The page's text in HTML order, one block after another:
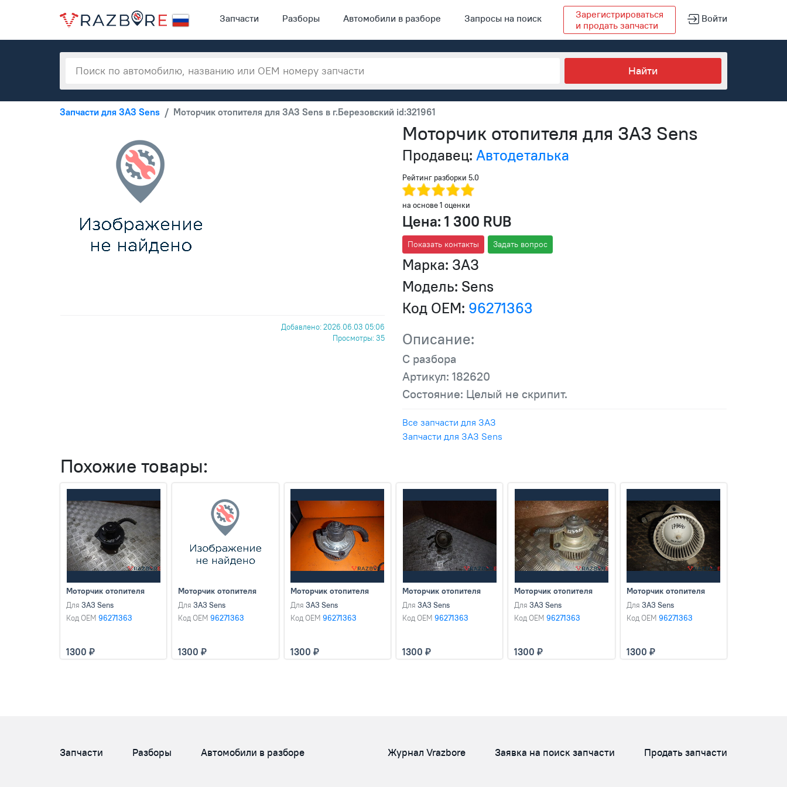
Запчасти Разборы Автомобили в разборе Запросы на поиск
Зарегистрироваться
и продать запчасти
Войти
Запчасти для ЗАЗ Sens Моторчик отопителя для ЗАЗ Sens в г.Березовский id:321961
Добавлено: 2026.06.03 05:06
Просмотры: 35
Моторчик отопителя для ЗАЗ Sens
Продавец: Автодеталька
Рейтинг разборки 5.0
на основе1 оценки
Цена: 1 300 RUB
Показать контакты Задать вопрос
Марка: ЗАЗ
Модель: Sens
Код OEM: 96271363
Описание:
С разбора
Артикул: 182620
Состояние: Целый не скрипит.
Все запчасти для ЗАЗ
Запчасти для ЗАЗ Sens
Похожие товары:
Моторчик отопителя
Для ЗАЗ Sens
Код OEM 96271363
1300
Моторчик отопителя
ДляЗАЗ Sens
Код OEM96271363
1300
Моторчик отопителя
Для ЗАЗ Sens
Код OEM 96271363
1300
Моторчик отопителя
Для ЗАЗ Sens
Код OEM 96271363
1300
Моторчик отопителя
ДляЗАЗ Sens
Код OEM96271363
1300
Моторчик отопителя
Для ЗАЗ Sens
Код OEM 96271363
1300
Запчасти Разборы Автомобили в разборе Журнал Vrazbore Заявка на поиск запчасти Продать запчасти